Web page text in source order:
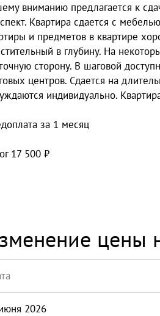
вниманию прeдлaгaется к
Квартира сдается с
и предметов в квартире
в глубину. Ha
сторону. В шаговой
центров. Сдается на
индивидуально.
за 1 месяц
17 500 ₽
цены
2026